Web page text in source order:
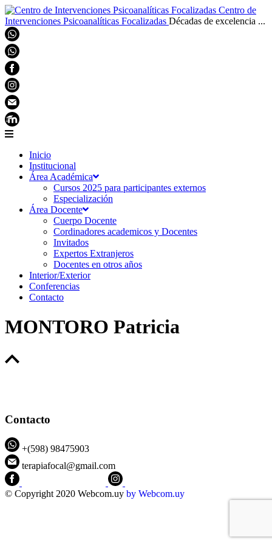
Centro de
Intervenciones Psicoanalíticas Focalizadas Décadas de excelencia ...
Inicio
Institucional
Área Académica
Cursos 2025 para participantes externos
Especialización
Área Docente
Cuerpo Docente
Cordinadores academicos y Docentes
Invitados
Expertos Extranjeros
Docentes en otros años
Interior/Exterior
Conferencias
Contacto
MONTORO Patricia
Contacto
+(598) 98475903
terapiafocal@gmail.com
© Copyright 2020 Webcom.uy by Webcom.uy